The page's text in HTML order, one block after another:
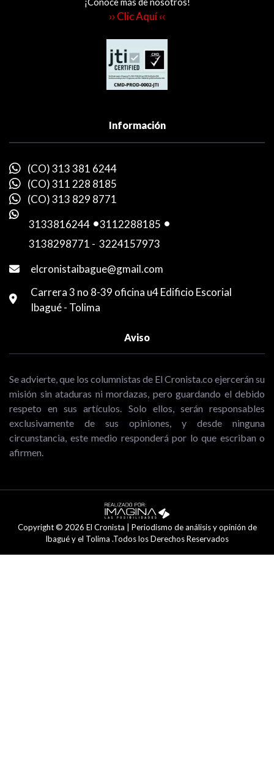
›› Clic Aquí ‹‹
Información
(CO) 313 381 6244
(CO) 311 228 8185
(CO) 313 829 8771
3133816244 -3112288185 -
3138298771 - 3224157973
elcronistaibague@gmail.com
Carrera 3 no 8-39 oficina u4 Edificio Escorial
Ibagué - Tolima
Aviso
Se advierte, que los columnistas de El Cronista.co ejercerán su
misión sin ataduras ni mordazas, pero guardando el debido
respeto en sus artículos. Solo ellos, serán responsables
exclusivamente de sus opiniones, y desde ninguna
circunstancia, este medio responderá por lo que escriban o
afirmen.
Copyright © 2026 El Cronista | Periodismo de análisis y opinión de
Ibagué y el Tolima .Todos los Derechos Reservados